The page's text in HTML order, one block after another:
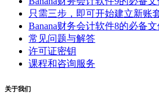
只需三步，即可开始建立新账
Banana财务会计软件8的必备
常见问题与解答
许可证密钥
课程和咨询服务
关于我们